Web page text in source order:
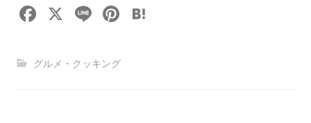
F
c
X
Li
e
Pi
グルメ・クッキング